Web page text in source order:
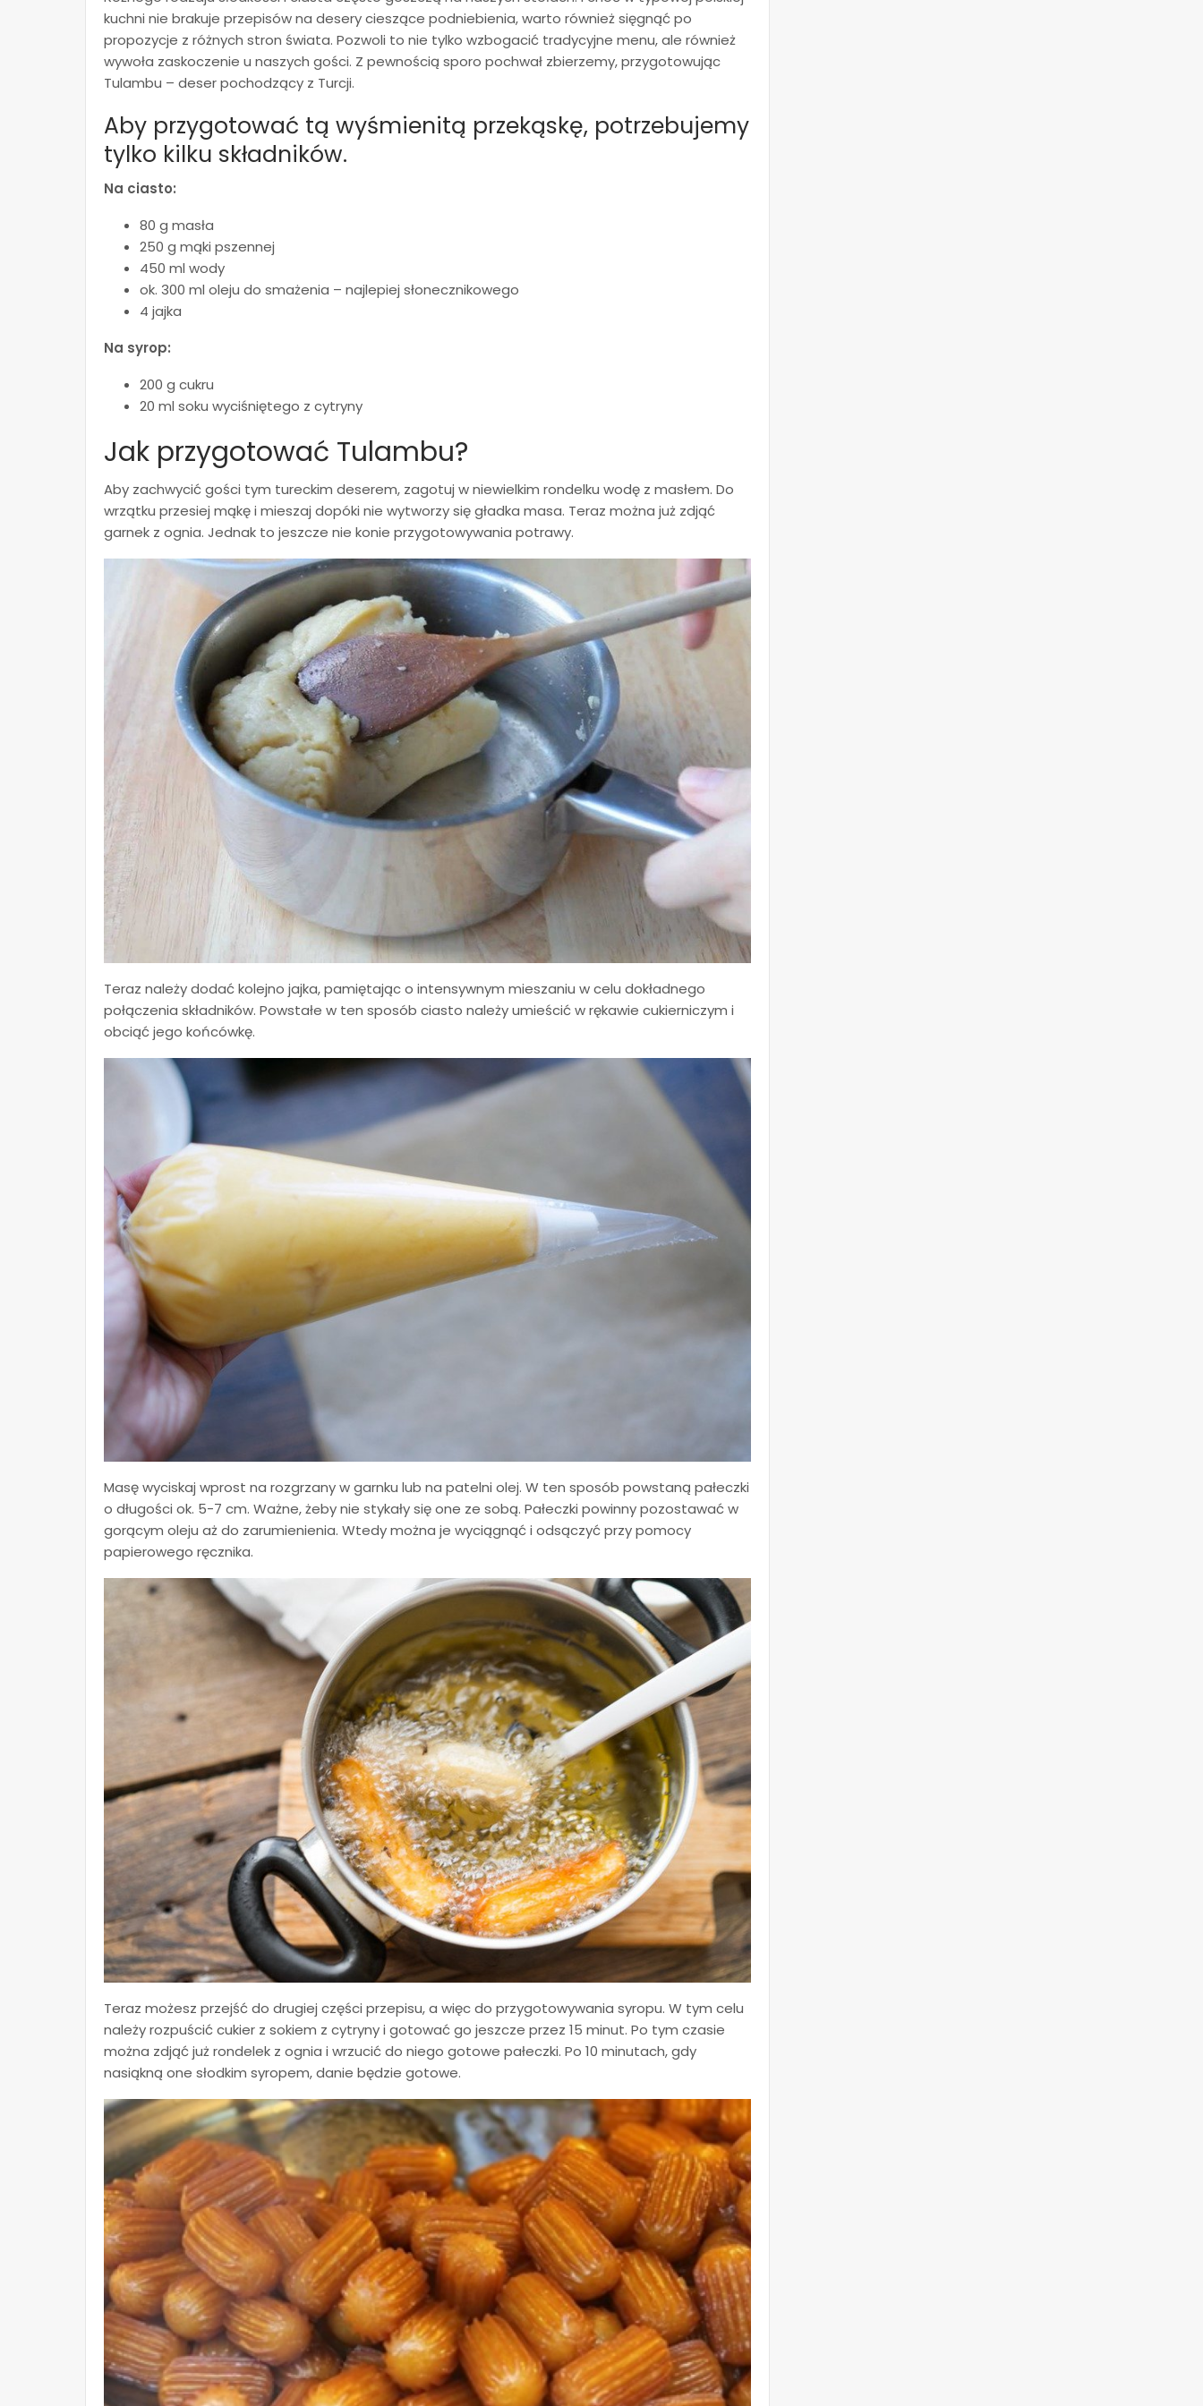
kuchni nie brakuje przepisów na desery cieszące podniebienia, warto również sięgnąć po
propozycje z różnych stron świata. Pozwoli to nie tylko wzbogacić tradycyjne menu, ale również
wywoła zaskoczenie u naszych gości. Z pewnością sporo pochwał zbierzemy, przygotowując
Tulambu – deser pochodzący z Turcji.
Aby przygotować tą wyśmienitą przekąskę, potrzebujemy
tylko kilku składników.
Na ciasto:
80 g masła
250 g mąki pszennej
450 ml wody
ok. 300 ml oleju do smażenia – najlepiej słonecznikowego
4 jajka
Na syrop:
200 g cukru
20 ml soku wyciśniętego z cytryny
Jak przygotować Tulambu?
Aby zachwycić gości tym tureckim deserem, zagotuj w niewielkim rondelku wodę z masłem. Do
wrzątku przesiej mąkę i mieszaj dopóki nie wytworzy się gładka masa. Teraz można już zdjąć
garnek z ognia. Jednak to jeszcze nie konie przygotowywania potrawy.
Teraz należy dodać kolejno jajka, pamiętając o intensywnym mieszaniu w celu dokładnego
połączenia składników. Powstałe w ten sposób ciasto należy umieścić w rękawie cukierniczym i
obciąć jego końcówkę.
Masę wyciskaj wprost na rozgrzany w garnku lub na patelni olej. W ten sposób powstaną pałeczki
o długości ok. 5-7 cm. Ważne, żeby nie stykały się one ze sobą. Pałeczki powinny pozostawać w
gorącym oleju aż do zarumienienia. Wtedy można je wyciągnąć i odsączyć przy pomocy
papierowego ręcznika.
Teraz możesz przejść do drugiej części przepisu, a więc do przygotowywania syropu. W tym celu
należy rozpuścić cukier z sokiem z cytryny i gotować go jeszcze przez 15 minut. Po tym czasie
można zdjąć już rondelek z ognia i wrzucić do niego gotowe pałeczki. Po 10 minutach, gdy
nasiąkną one słodkim syropem, danie będzie gotowe.